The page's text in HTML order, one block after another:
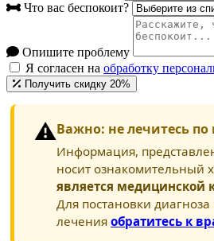
Что вас беспокоит?
Опишите проблему
Я согласен на обработку
Получить скидку 20%
⚠️Важно: не лечитесь по
Информация,
носит ознакомительный
является медицинской
Для постановки
лечения обратитесь к